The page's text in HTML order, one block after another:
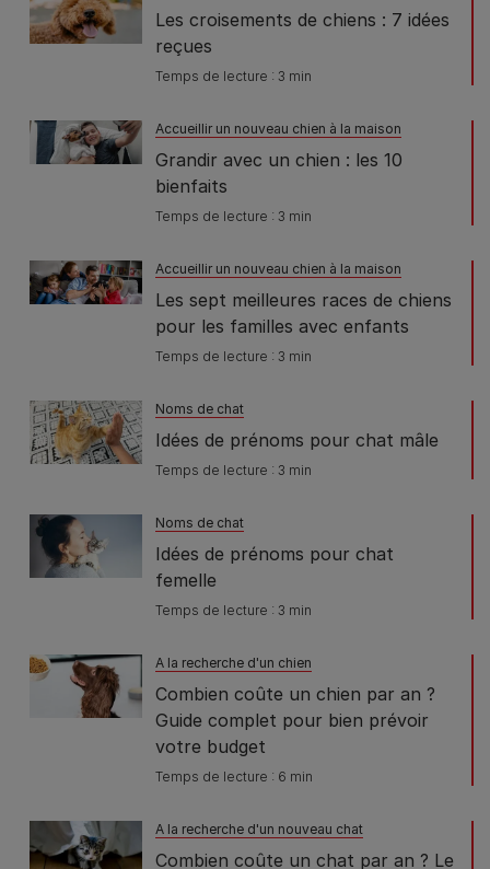
Les croisements de chiens : 7 idées
reçues
Temps de lecture : 3 min
Accueillir un nouveau chien à la maison
Grandir avec un chien : les 10
bienfaits
Temps de lecture : 3 min
Accueillir un nouveau chien à la maison
Les sept meilleures races de chiens
pour les familles avec enfants
Temps de lecture : 3 min
Noms de chat
Idées de prénoms pour chat mâle
Temps de lecture : 3 min
Noms de chat
Idées de prénoms pour chat
femelle
Temps de lecture : 3 min
A la recherche d'un chien
Combien coûte un chien par an ?
Guide complet pour bien prévoir
votre budget
Temps de lecture : 6 min
A la recherche d'un nouveau chat
Combien coûte un chat par an ? Le